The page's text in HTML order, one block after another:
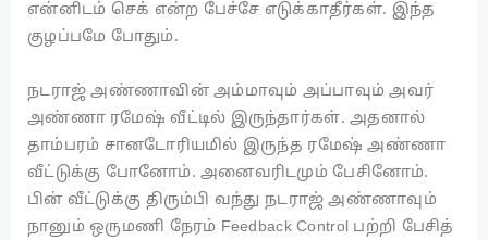
என்னிடம் செக் என்ற பேச்சே எடுக்காதீர்கள். இந்த
குழப்பமே போதும்.
நடராஜ் அண்ணாவின் அம்மாவும் அப்பாவும் அவர்
அண்ணா ரமேஷ் வீட்டில் இருந்தார்கள். அதனால்
தாம்பரம் சானடோரியமில் இருந்த ரமேஷ் அண்ணா
வீட்டுக்கு போனோம். அனைவரிடமும் பேசினோம்.
பின் வீட்டுக்கு திரும்பி வந்து நடராஜ் அண்ணாவும்
நானும் ஒருமணி நேரம் Feedback Control பற்றி பேசித்